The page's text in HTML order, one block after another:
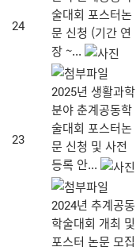
24
술대회 포스터논
문 신청 (기간 연
장 ~...
23
2025년 생활과학
분야 춘계공동학
술대회 포스터논
문 신청 및 사전
등록 안...
2024년 추계공동
학술대회 개최 및
포스터 논문 모집